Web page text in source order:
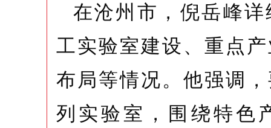
在沧州市，倪岳峰
工实验室建设、重点
布局等情况。他强调
列实验室，围绕特色